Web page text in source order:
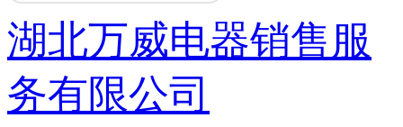
湖北万威电器销售服
务有限公司